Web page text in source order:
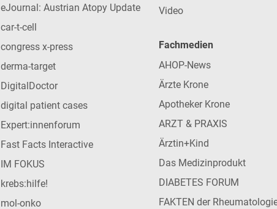
eJournal: Austrian Atopy Update
car-t-cell
congress x-press
derma-target
DigitalDoctor
digital patient cases
Expert:innenforum
Fast Facts Interactive
IM FOKUS
krebs:hilfe!
mol-onko
Video
Fachmedien
AHOP-News
Ärzte Krone
Apotheker Krone
ARZT & PRAXIS
Ärztin+Kind
Das Medizinprodukt
DIABETES FORUM
FAKTEN der